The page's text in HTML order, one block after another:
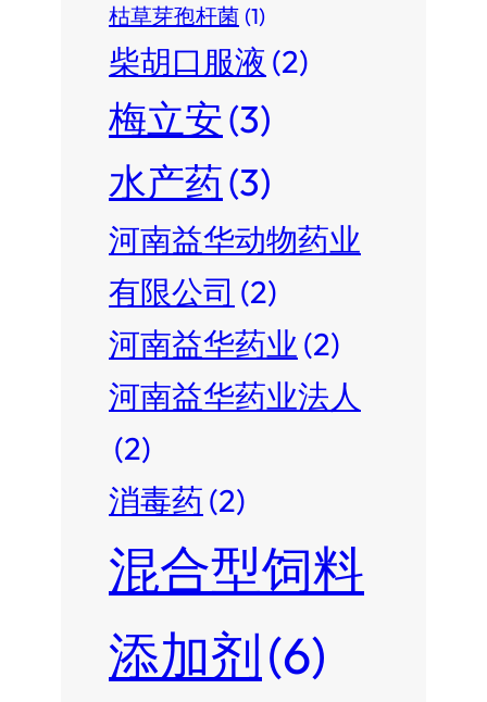
枯草芽孢杆菌 (1)
柴胡口服液 (2)
梅立安(3)
水产药(3)
河南益华动物药业
有限公司 (2)
河南益华药业 (2)
河南益华药业法人
(2)
消毒药(2)
混合型饲料
添加剂(6)